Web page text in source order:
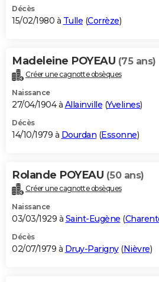
Décès
15/02/1980 à Tulle (Corrèze)
Madeleine POYEAU (75 ans)
Créer une cagnotte obsèques
Naissance
27/04/1904 à Allainville (Yvelines)
Décès
14/10/1979 à Dourdan (Essonne)
Rolande POYEAU (50 ans)
Créer une cagnotte obsèques
Naissance
03/03/1929 à Saint-Eugène (
Décès
02/07/1979 à Druy-Parigny(Nièvre)